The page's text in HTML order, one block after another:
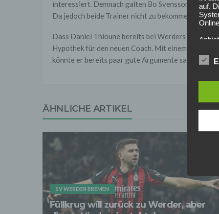
interessiert. Demnach galten Bo Svensson und
Da jedoch beide Trainer nicht zu bekommen
Dass Daniel Thioune bereits bei Werders
Hypothek für den neuen Coach. Mit einem
könnte er bereits paar gute Argumente sammeln.
ÄHNLICHE ARTIKEL
SV WERDER BREMEN
Füllkrug will zurück zu Werder, aber
auf.
Für
Der
Wir
Wir
der